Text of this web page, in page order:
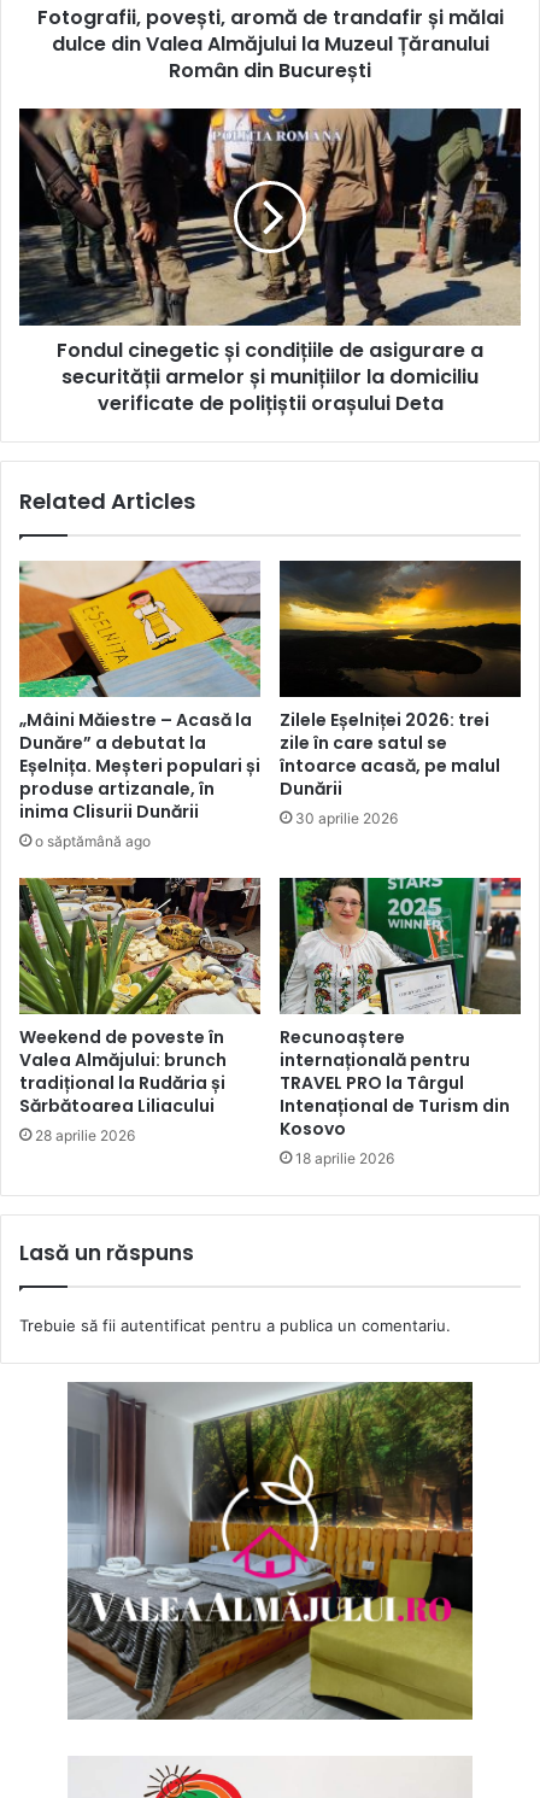
Valea
Almăjului
Țăranului
Român
din
București
Fotografii, povești, aromă de trandafir și mălai
dulce din Valea Almăjului la Muzeul Țăranului
Român din București
Fondul
cinegetic
condițiile
asigurare
a
securității
armelor
munițiilor
verificate
polițiștii
Fondul cinegetic și condițiile de asigurare a
securității armelor și munițiilor la domiciliu
verificate de polițiștii orașului Deta
Related Articles
„Mâini Măiestre – Acasă la
Dunăre” a debutat la
Eșelnița. Meșteri populari și
produse artizanale, în
inima Clisurii Dunării
o săptămână ago
Zilele Eșelniței 2026: trei
zile în care satul se
întoarce acasă, pe malul
Dunării
30 aprilie 2026
Weekend de poveste în
Valea Almăjului: brunch
tradițional la Rudăria și
Sărbătoarea Liliacului
28 aprilie 2026
Recunoaștere
internațională pentru
TRAVEL PRO la Târgul
Intenațional de Turism din
Kosovo
18 aprilie 2026
Lasă un răspuns
Trebuie să fii autentificat pentru a publica un comentariu.